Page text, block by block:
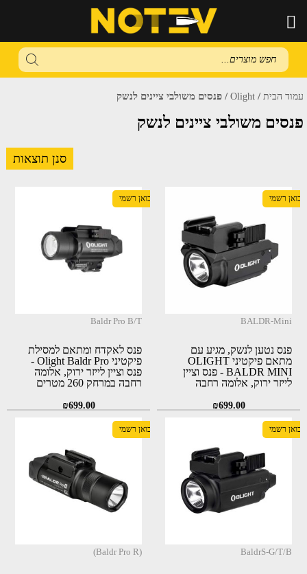
Products
search
עמוד הבית /
Olight / פנסים משולבי ציינים לנשק
פנסים משולבי ציינים לנשק
סנן תוצאות
יבואן רשמי
BALDR-Mini
פנס נטען לנשק, מגיע עם
מתאם פיקטיני OLIGHT
BALDR MINI - פנס וציין
לייזר ירוק, אלומה רחבה
₪699.00
יבואן רשמי
Baldr Pro B/T
פנס לאקדח ומתאם למסילת
פיקטיני Olight Baldr Pro -
פנס וציין לייזר ירוק, אלומה
רחבה במרחק 260 מטרים
₪699.00
יבואן רשמי
BaldrS-G/T/B
יבואן רשמי
(Baldr Pro R)